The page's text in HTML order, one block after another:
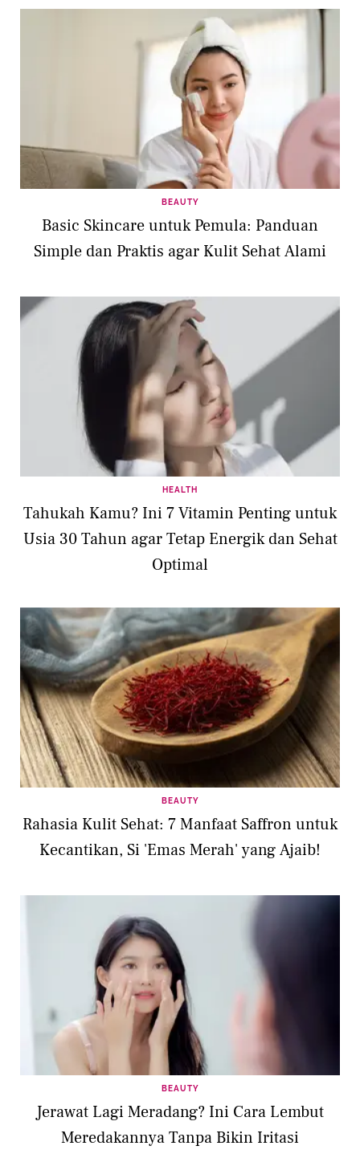
BEAUTY
Basic Skincare untuk Pemula: Panduan
Simple dan Praktis agar Kulit Sehat Alami
HEALTH
Tahukah Kamu? Ini 7 Vitamin Penting untuk
Usia 30 Tahun agar Tetap Energik dan Sehat
Optimal
BEAUTY
Rahasia Kulit Sehat: 7 Manfaat Saffron untuk
Kecantikan, Si 'Emas Merah' yang Ajaib!
BEAUTY
Jerawat Lagi Meradang? Ini Cara Lembut
Meredakannya Tanpa Bikin Iritasi